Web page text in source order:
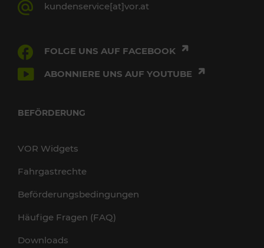
kundenservice[at]vor.at
FOLGE UNS AUF FACEBOOK
ABONNIERE UNS AUF YOUTUBE
BEFÖRDERUNG
VOR Widgets
Fahrgastrechte
Beförderungsbedingungen
Häufige Fragen (FAQ)
Downloads